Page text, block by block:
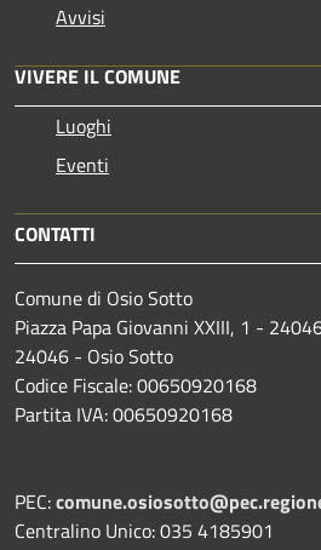
Avvisi
VIVERE IL COMUNE
Luoghi
Eventi
CONTATTI
Comune di Osio Sotto
Piazza Papa Giovanni XXIII, 1 -
24046 - Osio Sotto
Codice Fiscale: 00650920168
Partita IVA: 00650920168
PEC:
Centralino Unico: 035 4185901